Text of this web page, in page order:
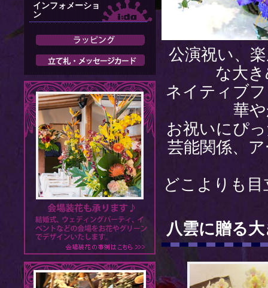
公演祝い、
な大
ネイティブ
華
お祝いにぴ
芸能関係、
どこよりも
八雲に贈る
インフォメーショ
ン